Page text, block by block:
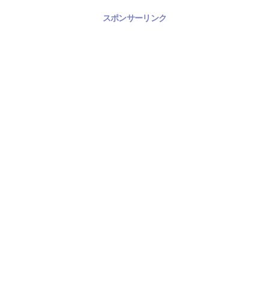
スポンサーリンク